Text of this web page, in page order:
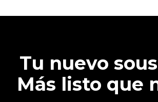
Tu nuevo
Más listo que